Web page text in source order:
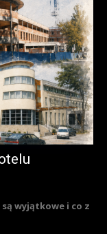
wyjątkowe i co z